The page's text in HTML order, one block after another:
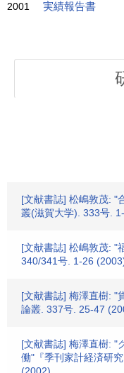
2001 実績報告書
[文献書誌] 松嶋敦茂: "
叢(滋賀大学). 333号.
[文献書誌] 松嶋敦茂: "
340/341号. 1-26
[文献書誌] 梅澤直樹: "
論叢. 337号. 25-47
[文献書誌] 梅澤直樹: "
働"『季刊家計経済研